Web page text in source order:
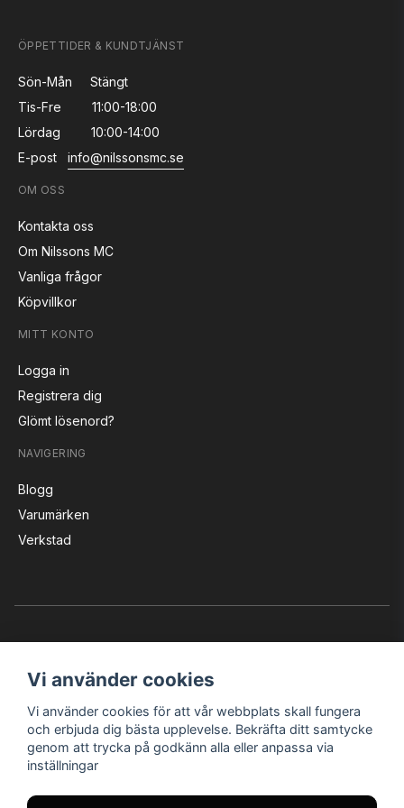
ÖPPETTIDER & KUNDTJÄNST
Sön-Mån
Stängt
Tis-Fre
11:00-18:00
Lördag
10:00-14:00
E-post
info@nilssonsmc.se
OM OSS
Kontakta oss
Om Nilssons MC
Vanliga frågor
Köpvillkor
MITT KONTO
Logga in
Registrera dig
Glömt lösenord?
NAVIGERING
Blogg
Varumärken
Verkstad
Instagram Facebook YouTube
Vi använder cookies
Vi använder cookies för att vår webbplats skall fungera
och erbjuda dig bästa upplevelse. Bekräfta ditt samtycke
genom att trycka på godkänn alla eller anpassa via
inställningar